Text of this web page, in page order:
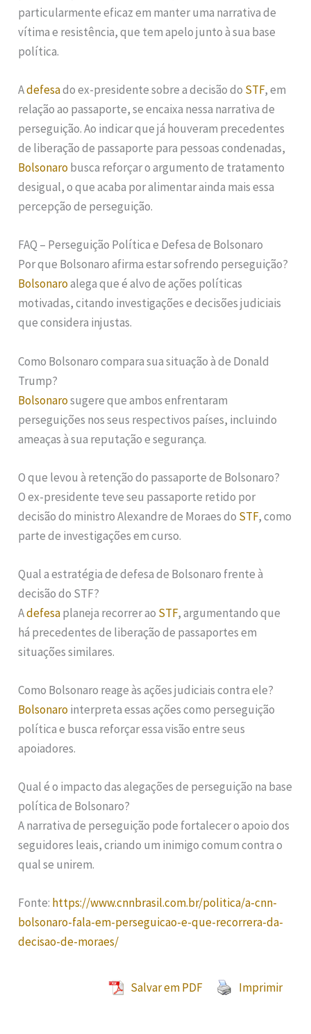
particularmente eficaz em manter uma narrativa de
vítima e resistência, que tem apelo junto à sua base
política.
Adefesado ex-presidente sobre a decisão do STF, em
relação ao passaporte, se encaixa nessa narrativa de
perseguição. Ao indicar que já houveram precedentes
de liberação de passaporte para pessoas condenadas,
Bolsonarobusca reforçar o argumento de tratamento
desigual, o que acaba por alimentar ainda mais essa
percepção de perseguição.
FAQ – Perseguição Política e Defesa de Bolsonaro
Por que Bolsonaro afirma estar sofrendo perseguição?
Bolsonaroalega que é alvo de ações políticas
motivadas, citando investigações e decisões judiciais
que considera injustas.
Como Bolsonaro compara sua situação à de Donald
Trump?
Bolsonarosugere que ambos enfrentaram
perseguições nos seus respectivos países, incluindo
ameaças à sua reputação e segurança.
O que levou à retenção do passaporte de Bolsonaro?
O ex-presidente teve seu passaporte retido por
decisão do ministro Alexandre de Moraes do STF, como
parte de investigações em curso.
Qual a estratégia de defesa de Bolsonaro frente à
decisão do STF?
Adefesaplaneja recorrer ao STF, argumentando que
há precedentes de liberação de passaportes em
situações similares.
Como Bolsonaro reage às ações judiciais contra ele?
Bolsonarointerpreta essas ações como perseguição
política e busca reforçar essa visão entre seus
apoiadores.
Qual é o impacto das alegações de perseguição na base
política de Bolsonaro?
A narrativa de perseguição pode fortalecer o apoio dos
seguidores leais, criando um inimigo comum contra o
qual se unirem.
Fonte: https://www.cnnbrasil.com.br/politica/a-cnn-
bolsonaro-fala-em-perseguicao-e-que-recorrera-da-
decisao-de-moraes/
Salvar em PDF Imprimir